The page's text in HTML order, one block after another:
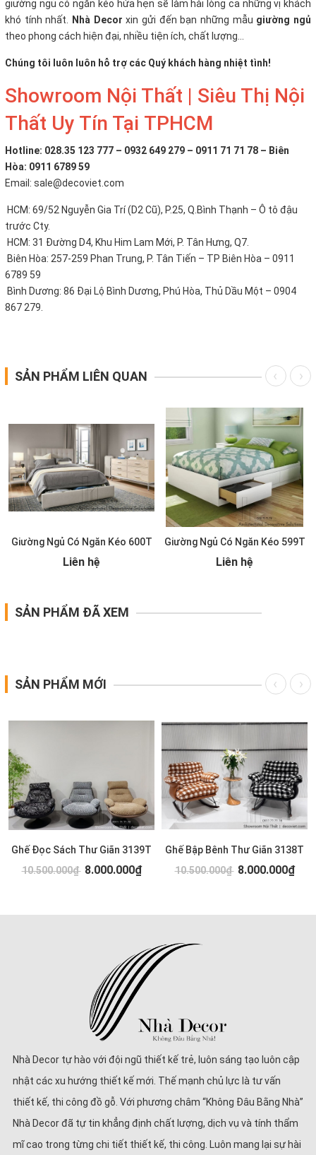
giường ngủ có ngăn kéo hứa hẹn sẽ làm hài lòng cả những vị khách
khó tính nhất. Nhà Decor xin gửi đến bạn những mẫu giường ngủ
theo phong cách hiện đại, nhiều tiện ích, chất lượng...
Chúng tôi luôn luôn hỗ trợ các Quý khách hàng nhiệt tình!
Showroom Nội Thất | Siêu Thị Nội
Thất Uy Tín Tại TPHCM
Hotline: 028.35 123 777 – 0932 649 279 – 0911 71 71 78 – Biên
Hòa: 0911 6789 59
Email: sale@decoviet.com
HCM: 69/52 Nguyễn Gia Trí (D2 Cũ), P.25, Q.Bình Thạnh – Ô tô đậu
trước Cty.
HCM: 31 Đường D4, Khu Him Lam Mới, P. Tân Hưng, Q7.
Biên Hòa: 257-259 Phan Trung, P. Tân Tiến – TP Biên Hòa – 0911
6789 59
Bình Dương: 86 Đại Lộ Bình Dương, Phú Hòa, Thủ Dầu Một – 0904
867 279.
SẢN PHẨM LIÊN QUAN
Giường Ngủ Có Ngăn Kéo 600T
Liên hệ
Giường Ngủ Có Ngăn Kéo 599T
Liên hệ
SẢN PHẨM ĐÃ XEM
SẢN PHẨM MỚI
Ghế Đọc Sách Thư Giãn 3139T
10.500.000₫ 8.000.000₫
Ghế Bập Bênh Thư Giãn 3138T
10.500.000₫ 8.000.000₫
Nhà Decor tự hào với đội ngũ thiết kế trẻ, luôn sáng tạo luôn cập
nhật các xu hướng thiết kế mới. Thế mạnh chủ lực là tư vấn
thiết kế, thi công đồ gỗ. Với phương châm “Không Đâu Bằng Nhà”
Nhà Decor đã tự tin khẳng định chất lượng, dịch vụ và tính thẩm
mĩ cao trong từng chi tiết thiết kế, thi công. Luôn mang lại sự hài